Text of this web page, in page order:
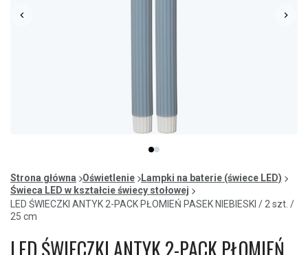
item
0
item
1
of
2
Strona główna Oświetlenie
Lampki na baterie (świece LED)
Świeca LED w kształcie świecy stołowej
LED ŚWIECZKI ANTYK 2-PACK PŁOMIEŃ PASEK NIEBIESKI / 2 szt. /
25 cm
LED ŚWIECZKI ANTYK 2-PACK PŁOMIEŃ